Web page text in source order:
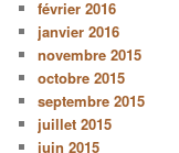
février 2016
janvier 2016
novembre 2015
octobre 2015
septembre 2015
juillet 2015
juin 2015